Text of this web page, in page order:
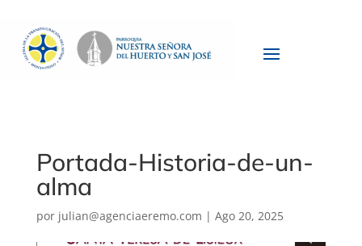
Portada-Historia-de-un-
alma
por julian@agenciaeremo.com | Ago 20, 2025